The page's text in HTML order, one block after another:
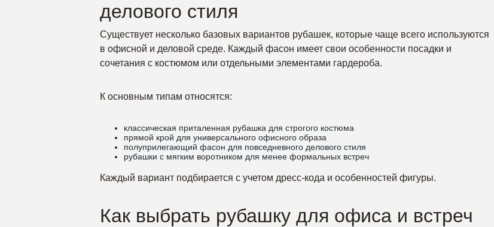
делового стиля
Существует несколько базовых вариантов рубашек, которые чаще всего используются
в офисной и деловой среде. Каждый фасон имеет свои особенности посадки и
сочетания с костюмом или отдельными элементами гардероба.
К основным типам относятся:
классическая приталенная рубашка для строгого костюма
прямой крой для универсального офисного образа
полуприлегающий фасон для повседневного делового стиля
рубашки с мягким воротником для менее формальных встреч
Каждый вариант подбирается с учетом дресс-кода и особенностей фигуры.
Как выбрать рубашку для офиса и встреч